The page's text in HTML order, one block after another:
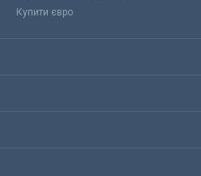
Купити євро